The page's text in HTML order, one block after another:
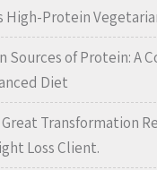
High-Protein
Sources of Protein: A
Diet
Transformation
Loss Client.